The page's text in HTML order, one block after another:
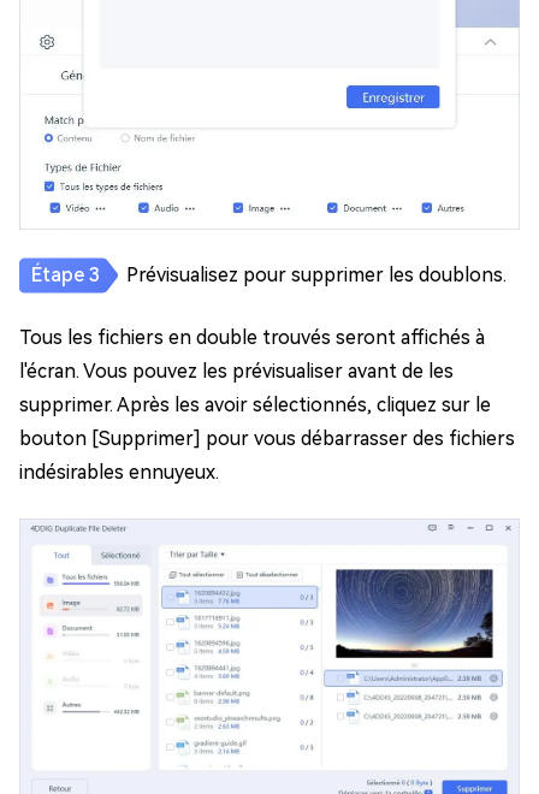
Prévisualisez pour supprimer les doublons.
Tous les fichiers en double trouvés seront affichés à
l'écran. Vous pouvez les prévisualiser avant de les
supprimer. Après les avoir sélectionnés, cliquez sur le
bouton [Supprimer] pour vous débarrasser des fichiers
indésirables ennuyeux.